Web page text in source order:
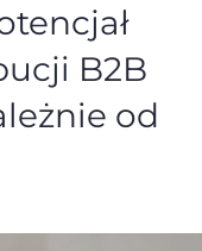
B2B
od